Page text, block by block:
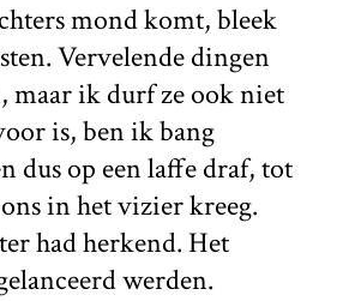
mond komt, bleek
Vervelende dingen
maar ik durf ze ook niet
is, ben ik bang
dus op een laffe draf, tot
in het vizier kreeg.
had herkend. Het
werden.